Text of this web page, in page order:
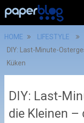
HOME LIFESTYLE
DIY: Last-Minute-
Küken
DIY: Last-
die Kleinen